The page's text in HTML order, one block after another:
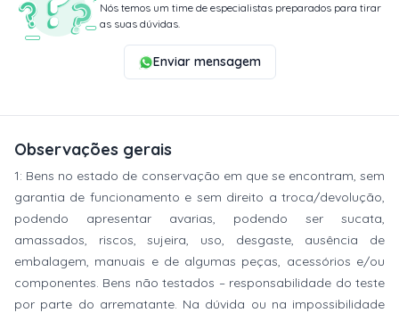
Nós temos um time de especialistas preparados para tirar
as suas dúvidas.
Enviar mensagem
Observações gerais
1: Bens no estado de conservação em que se encontram, sem
garantia de funcionamento e sem direito a troca/devolução,
podendo apresentar avarias, podendo ser sucata,
amassados, riscos, sujeira, uso, desgaste, ausência de
embalagem, manuais e de algumas peças, acessórios e/ou
componentes. Bens não testados – responsabilidade do teste
por parte do arrematante. Na dúvida ou na impossibilidade